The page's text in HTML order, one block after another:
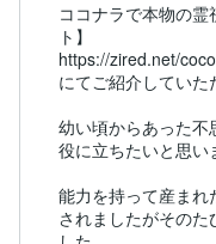
ココナラで本物の
ト】
https://zired.net/
にてご紹介していた
幼い頃からあった不
役に立ちたいと思い
能力を持って産まれ
されましたがそのた